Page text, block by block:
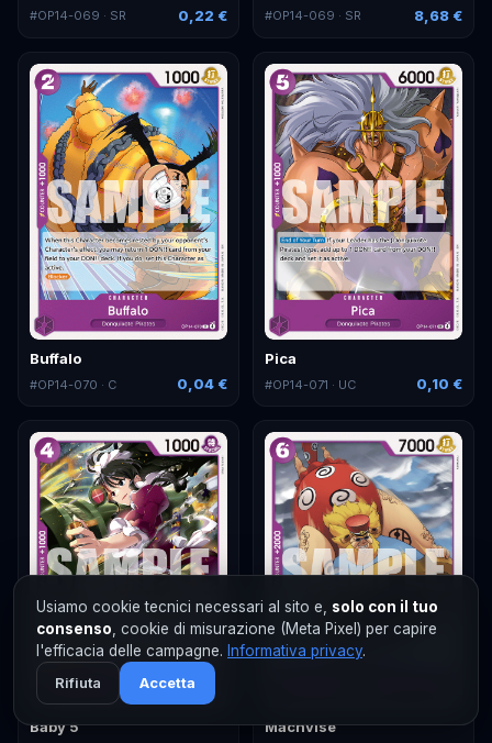
#OP14-069 · SR 0,22 € #OP14-069 · SR 8,68 €
Buffalo
#OP14-070 · C 0,04 €
Pica
#OP14-071 · UC 0,10 €
Baby 5 Machvise
Usiamo cookie tecnici necessari al sito e, solo con il tuo
consenso , cookie di misurazione (Meta Pixel) per capire
l'efficacia delle campagne. Informativa privacy.
Rifiuta
Accetta